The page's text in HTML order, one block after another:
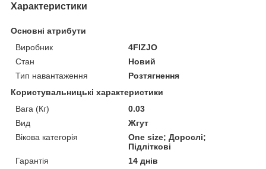
Характеристики
Основні атрибути
Виробник
4FIZJO
Стан
Новий
Тип навантаження
Розтягнення
Користувальницькі характеристики
Вага (Кг)
0.03
Вид
Жгут
Вікова категорія
One size; Дорослі;
Підліткові
Гарантія
14 днів